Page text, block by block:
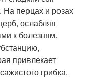
На перцах и розах
ослабляя
к болезням.
привлекает
грибка.